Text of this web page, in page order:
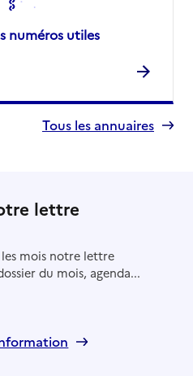
numéros utiles
Tous les annuaires
lettre
mois notre lettre
du mois, agenda...